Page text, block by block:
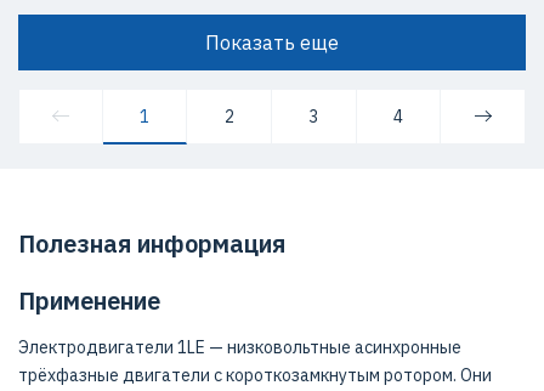
Показать еще
1 2 3 4
Полезная информация
Применение
Электродвигатели 1LE — низковольтные асинхронные
трёхфазные двигатели с короткозамкнутым ротором. Они